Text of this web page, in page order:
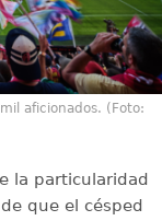
aficionados. (Foto:
la particularidad
que el césped